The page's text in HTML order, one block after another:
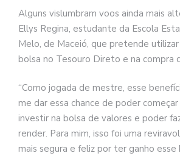
Alguns vislumbram voos ainda mais
Ellys Regina, estudante da Escola
Melo, de Maceió, que pretende utilizar
bolsa no Tesouro Direto e na compra
“Como jogada de mestre, esse
me dar essa chance de poder
investir na bolsa de valores e poder
render. Para mim, isso foi uma
mais segura e feliz por ter ganho esse